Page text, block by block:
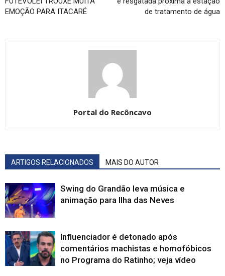
EMOÇÃO PARA ITACARÉ
de tratamento de água
Portal do Recôncavo
ARTIGOS RELACIONADOS MAIS DO AUTOR
Swing do Grandão leva música e
animação para Ilha das Neves
Influenciador é detonado após
comentários machistas e homofóbicos
no Programa do Ratinho; veja vídeo